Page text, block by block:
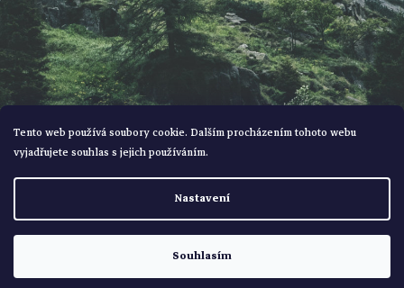
Tento web používá soubory cookie. Dalším procházením tohoto webu
vyjadřujete souhlas s jejich používáním.
Nastavení
Souhlasím
Vytvořil Shoptet
Bohemialov. Všechna práva vyhrazena.